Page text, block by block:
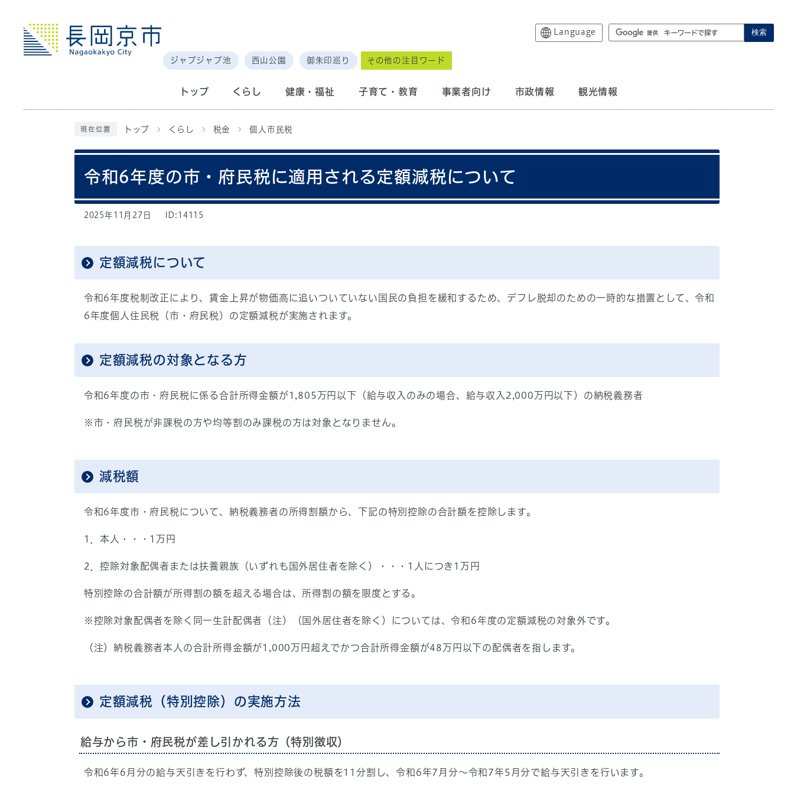
Language 検索
ジャブジャブ池 西山公園 御朱印巡り その他の注目ワード
トップ くらし 健康・福祉 子育て・教育 事業者向け 市政情報 観光情報
現在位置 トップ くらし 税金 個人市民税
令和6年度の市・府民税に適用される定額減税について
2025年11月27日 ID:14115
定額減税について
令和6年度税制改正により、賃金上昇が物価高に追いついていない国民の負担を緩和するため、デフレ脱却のための一時的な措置として、令和
6年度個人住民税（市・府民税）の定額減税が実施されます。
定額減税の対象となる方
令和6年度の市・府民税に係る合計所得金額が1,805万円以下（給与収入のみの場合、給与収入2,000万円以下）の納税義務者
※市・府民税が非課税の方や均等割のみ課税の方は対象となりません。
減税額
令和6年度市・府民税について、納税義務者の所得割額から、下記の特別控除の合計額を控除します。
1．本人・・・1万円
2．控除対象配偶者または扶養親族（いずれも国外居住者を除く）・・・1人につき1万円
特別控除の合計額が所得割の額を超える場合は、所得割の額を限度とする。
※控除対象配偶者を除く同一生計配偶者（注）（国外居住者を除く）については、令和6年度の定額減税の対象外です。
（注）納税義務者本人の合計所得金額が1,000万円超えでかつ合計所得金額が48万円以下の配偶者を指します。
定額減税（特別控除）の実施方法
給与から市・府民税が差し引かれる方（特別徴収）
令和6年6月分の給与天引きを行わず、特別控除後の税額を11分割し、令和6年7月分〜令和7年5月分で給与天引きを行います。